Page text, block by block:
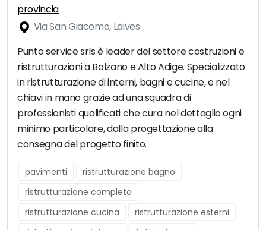
provincia
Via San Giacomo, Laives
Punto service srls è leader del settore costruzioni e
ristrutturazioni a Bolzano e Alto Adige. Specializzato
in ristrutturazione di interni, bagni e cucine, e nel
chiavi in mano grazie ad una squadra di
professionisti qualificati che cura nel dettaglio ogni
minimo particolare, dalla progettazione alla
consegna del progetto finito.
pavimenti
ristrutturazione bagno
ristrutturazione completa
ristrutturazione cucina
ristrutturazione esterni